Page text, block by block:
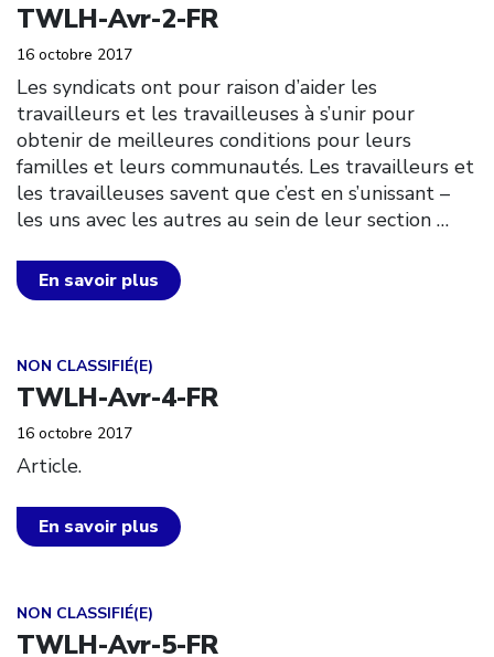
TWLH-Avr-2-FR
16 octobre 2017
Les syndicats ont pour raison d’aider les
travailleurs et les travailleuses à s’unir pour
obtenir de meilleures conditions pour leurs
familles et leurs communautés. Les travailleurs et
les travailleuses savent que c’est en s’unissant –
les uns avec les autres au sein de leur section …
En savoir plus
NON CLASSIFIÉ(E)
TWLH-Avr-4-FR
16 octobre 2017
Article.
En savoir plus
Click to open the link
NON CLASSIFIÉ(E)
TWLH-Avr-5-FR
Click to open the link